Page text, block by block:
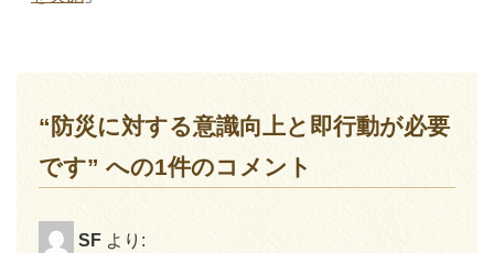
“防災に対する意識向上と即行動が必要
です” への1件のコメント
SF より: